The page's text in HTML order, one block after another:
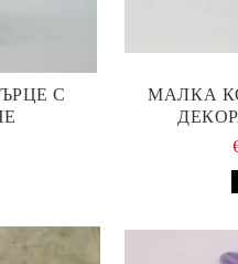
С
МАЛКА